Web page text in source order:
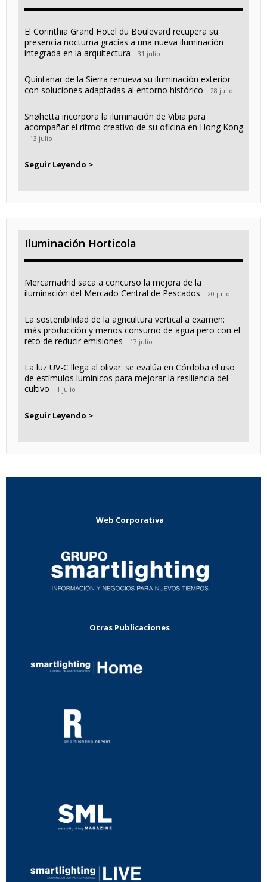
El Corinthia Grand Hotel du Boulevard recupera su
presencia nocturna gracias a una nueva iluminación
integrada en la arquitectura
31 julio
Quintanar de la Sierra renueva su iluminación exterior
con soluciones adaptadas al entorno histórico
28 julio
Snøhetta incorpora la iluminación de Vibia para
acompañar el ritmo creativo de su oficina en Hong Kong
13 julio
Seguir Leyendo >
Iluminación Horticola
Mercamadrid saca a concurso la mejora de la
iluminación del Mercado Central de Pescados
20 julio
La sostenibilidad de la agricultura vertical a examen:
más producción y menos consumo de agua pero con el
reto de reducir emisiones
17 julio
La luz UV-C llega al olivar: se evalúa en Córdoba el uso
de estímulos lumínicos para mejorar la resiliencia del
cultivo
1 julio
Seguir Leyendo >
Web Corporativa
Otras Publicaciones